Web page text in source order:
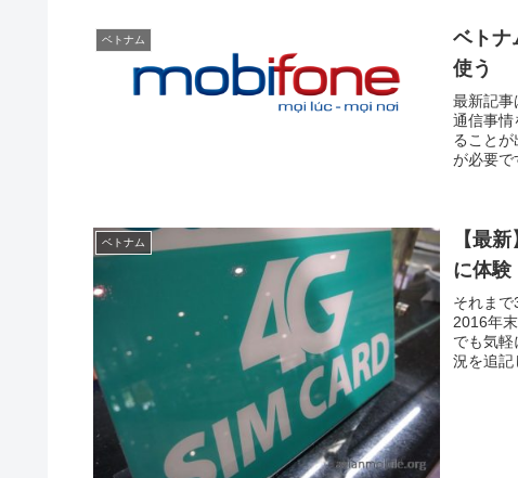
ベトナム
ベトナ
使う
最新記
通信事情
ること
が必要で
ベトナム
【最
に体験
それまで
2016年
でも気
況を追